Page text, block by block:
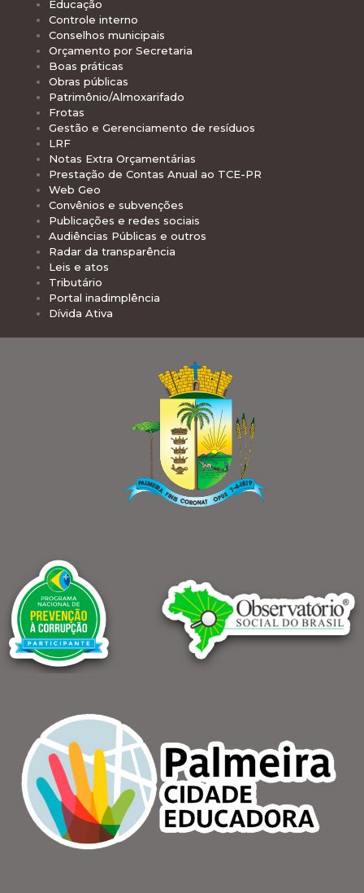
Educação
Controle interno
Conselhos municipais
Orçamento por Secretaria
Boas práticas
Obras públicas
Patrimônio/Almoxarifado
Frotas
Gestão e Gerenciamento de resíduos
LRF
Notas Extra Orçamentárias
Prestação de Contas Anual ao TCE-PR
Web Geo
Convênios e subvenções
Publicações e redes sociais
Audiências Públicas e outros
Radar da transparência
Leis e atos
Tributário
Portal inadimplência
Dívida Ativa